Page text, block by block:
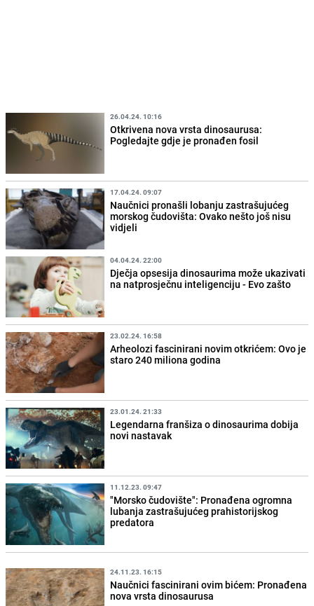
26.04.24. 10:16
Otkrivena nova vrsta dinosaurusa:
Pogledajte gdje je pronađen fosil
17.04.24. 09:07
Naučnici pronašli lobanju zastrašujućeg
morskog čudovišta: Ovako nešto još nisu
vidjeli
04.04.24. 22:00
Dječja opsesija dinosaurima može ukazivati
na natprosječnu inteligenciju - Evo zašto
23.02.24. 16:58
Arheolozi fascinirani novim otkrićem: Ovo je
staro 240 miliona godina
23.01.24. 21:33
Legendarna franšiza o dinosaurima dobija
novi nastavak
11.12.23. 09:47
"Morsko čudovište": Pronađena ogromna
lubanja zastrašujućeg prahistorijskog
predatora
24.11.23. 16:15
Naučnici fascinirani ovim bićem: Pronađena
nova vrsta dinosaurusa